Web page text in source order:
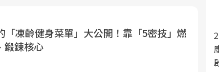
「凍齡健身菜單」大公開！靠「5密技」燃
鍛鍊核心
面對超高齡社會的浪潮，台灣正在快速邁
向「健康照護」的新時代。隨著國家政策
2025年，就到良醫生活祭體驗「一站式健
康新生活」，從講座、體驗到運動，全面